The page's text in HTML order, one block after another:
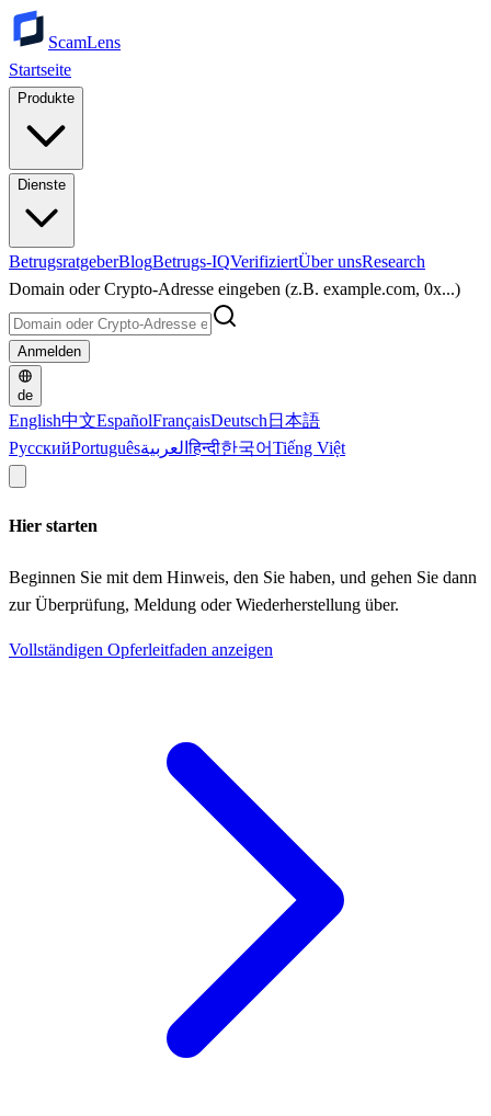
ScamLens
Startseite
Produkte
Dienste
BetrugsratgeberBlogBetrugs-IQVerifiziertÜber unsResearch
Domain oder Crypto-Adresse eingeben (z.B. example.com, 0x...)
Anmelden
de
English中文EspañolFrançaisDeutsch 日本語
РусскийPortuguêsالعربيةहिन्दी한국어Tiếng Việt
Hier starten
Beginnen Sie mit dem Hinweis, den Sie haben, und gehen Sie dann
zur Überprüfung, Meldung oder Wiederherstellung über.
Vollständigen Opferleitfaden anzeigen